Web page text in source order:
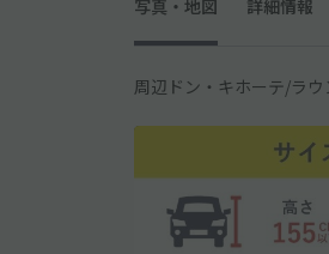
写真・地図 詳細情報
周辺ドン・キホーテ/ラ